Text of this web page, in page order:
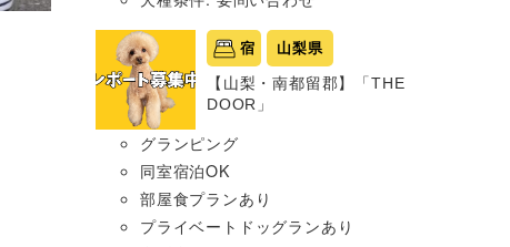
宿 山梨県
【山梨・南都留郡】「THE
DOOR」
グランピング
同室宿泊OK
部屋食プランあり
プライベートドッグランあり